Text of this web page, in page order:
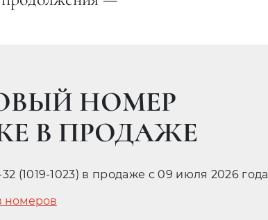
НОМЕР
В ПРОДАЖЕ
(1019-1023) в продаже с 09 июля 2026 года
номеров